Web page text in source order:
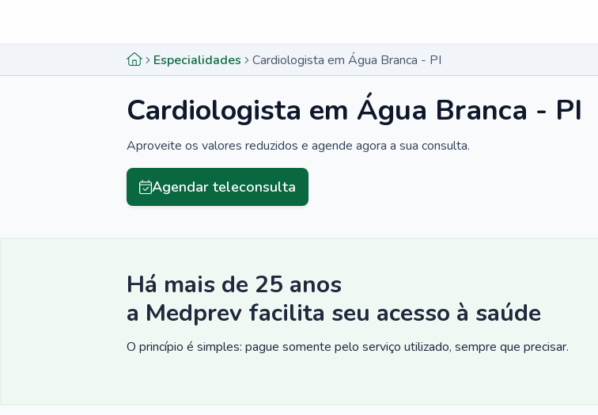
Especialidades Cardiologista em Água Branca - PI
Cardiologista em Água Branca - PI
Aproveite os valores reduzidos e agende agora a sua consulta.
Agendar teleconsulta
Há mais de 25 anos
a Medprev facilita seu acesso à saúde
O princípio é simples: pague somente pelo serviço utilizado, sempre que precisar.